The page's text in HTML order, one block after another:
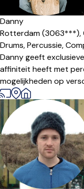
Danny
Rotterdam (3063***),
Drums,Percussie,
Danny geeft
affiniteit heeft met
mogelijkheden op